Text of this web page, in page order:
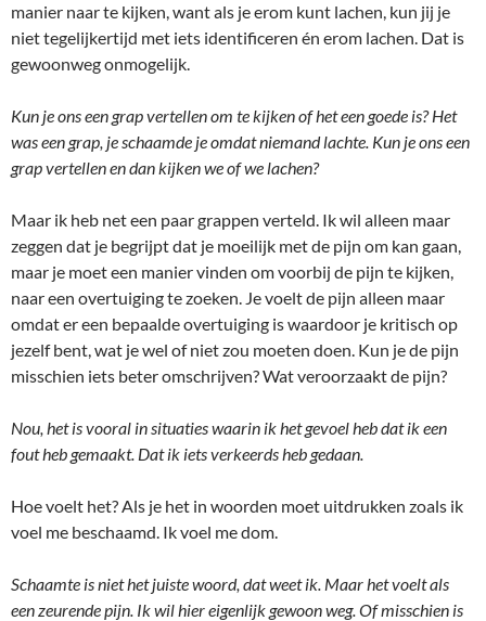
manier naar te kijken, want als je erom kunt lachen, kun jij je
niet tegelijkertijd met iets identificeren én erom lachen. Dat is
gewoonweg onmogelijk.
Kun je ons een grap vertellen om te kijken of het een goede is? Het
was een grap, je schaamde je omdat niemand lachte. Kun je ons een
grap vertellen en dan kijken we of we lachen?
Maar ik heb net een paar grappen verteld. Ik wil alleen maar
zeggen dat je begrijpt dat je moeilijk met de pijn om kan gaan,
maar je moet een manier vinden om voorbij de pijn te kijken,
naar een overtuiging te zoeken. Je voelt de pijn alleen maar
omdat er een bepaalde overtuiging is waardoor je kritisch op
jezelf bent, wat je wel of niet zou moeten doen. Kun je de pijn
misschien iets beter omschrijven? Wat veroorzaakt de pijn?
Nou, het is vooral in situaties waarin ik het gevoel heb dat ik een
fout heb gemaakt. Dat ik iets verkeerds heb gedaan.
Hoe voelt het? Als je het in woorden moet uitdrukken zoals ik
voel me beschaamd. Ik voel me dom.
Schaamte is niet het juiste woord, dat weet ik. Maar het voelt als
een zeurende pijn. Ik wil hier eigenlijk gewoon weg. Of misschien is